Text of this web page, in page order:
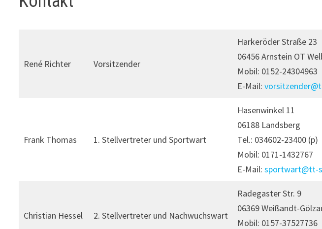
René Richter Vorsitzender
Harkeröder Straße 23
06456 Arnstein OT
Mobil: 0152-24304963
E-Mail:
Frank Thomas 1. Stellvertreter und Sportwart
Hasenwinkel 11
06188 Landsberg
Tel.: 034602-23400 (p)
Mobil: 0171-1432767
E-Mail:sportwart@tt-
Christian Hessel 2. Stellvertreter und Nachwuchswart
Radegaster Str. 9
06369 Weißandt-
Mobil: 0157-37527736